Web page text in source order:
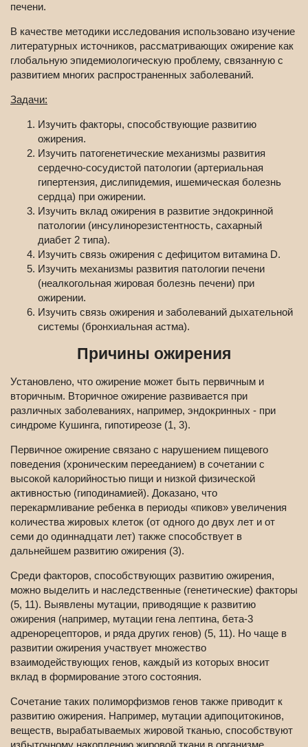
печени.
В качестве методики исследования использовано изучение
литературных источников, рассматривающих ожирение как
глобальную эпидемиологическую проблему, связанную с
развитием многих распространенных заболеваний.
Задачи:
Изучить факторы, способствующие развитию
ожирения.
Изучить патогенетические механизмы развития
сердечно-сосудистой патологии (артериальная
гипертензия, дислипидемия, ишемическая болезнь
сердца) при ожирении.
Изучить вклад ожирения в развитие эндокринной
патологии (инсулинорезистентность, сахарный
диабет 2 типа).
Изучить связь ожирения с дефицитом витамина D.
Изучить механизмы развития патологии печени
(неалкогольная жировая болезнь печени) при
ожирении.
Изучить связь ожирения и заболеваний дыхательной
системы (бронхиальная астма).
Причины ожирения
Установлено, что ожирение может быть первичным и
вторичным. Вторичное ожирение развивается при
различных заболеваниях, например, эндокринных - при
синдроме Кушинга, гипотиреозе (1, 3).
Первичное ожирение связано с нарушением пищевого
поведения (хроническим перееданием) в сочетании с
высокой калорийностью пищи и низкой физической
активностью (гиподинамией). Доказано, что
перекармливание ребенка в периоды «пиков» увеличения
количества жировых клеток (от одного до двух лет и от
семи до одиннадцати лет) также способствует в
дальнейшем развитию ожирения (3).
Среди факторов, способствующих развитию ожирения,
можно выделить и наследственные (генетические) факторы
(5, 11). Выявлены мутации, приводящие к развитию
ожирения (например, мутации гена лептина, бета-3
адренорецепторов, и ряда других генов) (5, 11). Но чаще в
развитии ожирения участвует множество
взаимодействующих генов, каждый из которых вносит
вклад в формирование этого состояния.
Сочетание таких полиморфизмов генов также приводит к
развитию ожирения. Например, мутации адипоцитокинов,
веществ, вырабатываемых жировой тканью, способствуют
избыточному накоплению жировой ткани в организме